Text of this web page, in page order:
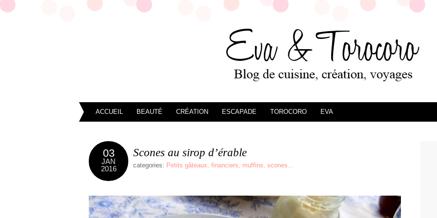
ACCUEIL BEAUTÉ CRÉATION ESCAPADE TOROCORO EVA
03
JAN
2016
Scones au sirop d’érable
categories: Petits gâteaux, financiers, muffins, scones...